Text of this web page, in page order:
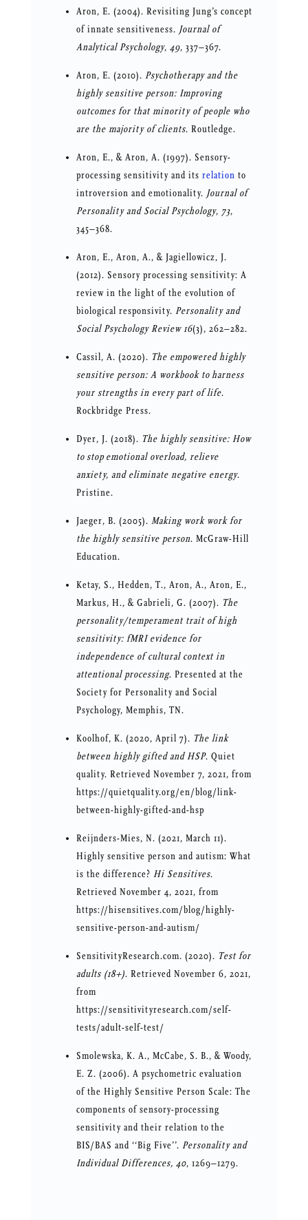
Aron, E. (2004). Revisiting Jung’s concept
of innate sensitiveness. Journal of
Analytical Psychology, 49, 337–367.
Aron, E. (2010). Psychotherapy and the
highly sensitive person: Improving
outcomes for that minority of people who
are the majority of clients. Routledge.
Aron, E., & Aron, A. (1997). Sensory-
processing sensitivity and its relation to
introversion and emotionality. Journal of
Personality and Social Psychology, 73,
345–368.
Aron, E., Aron, A., & Jagiellowicz, J.
(2012). Sensory processing sensitivity: A
review in the light of the evolution of
biological responsivity. Personality and
Social Psychology Review 16(3), 262–282.
Cassil, A. (2020). The empowered highly
sensitive person: A workbook to harness
your strengths in every part of life.
Rockbridge Press.
Dyer, J. (2018). The highly sensitive: How
to stop emotional overload, relieve
anxiety, and eliminate negative energy.
Pristine.
Jaeger, B. (2005). Making work work for
the highly sensitive person. McGraw-Hill
Education.
Ketay, S., Hedden, T., Aron, A., Aron, E.,
Markus, H., & Gabrieli, G. (2007). The
personality/temperament trait of high
sensitivity: fMRI evidence for
independence of cultural context in
attentional processing. Presented at the
Society for Personality and Social
Psychology, Memphis, TN.
Koolhof, K. (2020, April 7). The link
between highly gifted and HSP. Quiet
quality. Retrieved November 7, 2021, from
https://quietquality.org/en/blog/link-
between-highly-gifted-and-hsp
Reijnders-Mies, N. (2021, March 11).
Highly sensitive person and autism: What
is the difference? Hi Sensitives.
Retrieved November 4, 2021, from
https://hisensitives.com/blog/highly-
sensitive-person-and-autism/
SensitivityResearch.com. (2020). Test for
adults (18+). Retrieved November 6, 2021,
from
https://sensitivityresearch.com/self-
tests/adult-self-test/
Smolewska, K. A., McCabe, S. B., & Woody,
E. Z. (2006). A psychometric evaluation
of the Highly Sensitive Person Scale: The
components of sensory-processing
sensitivity and their relation to the
BIS/BAS and ‘‘Big Five’’. Personality and
Individual Differences, 40, 1269–1279.